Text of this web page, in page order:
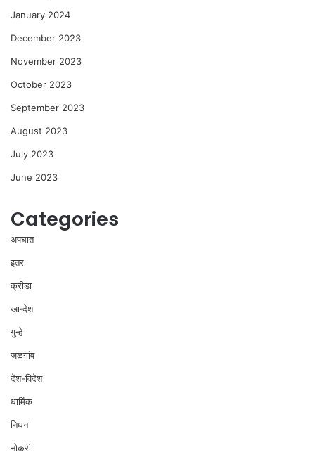
January 2024
December 2023
November 2023
October 2023
September 2023
August 2023
July 2023
June 2023
Categories
अपघात
इतर
क्रीडा
खान्देश
गुन्हे
जळगांव
देश-विदेश
धार्मिक
निधन
नोकरी